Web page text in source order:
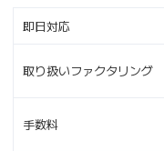
即日対応
取り扱いファクタリング
手数料